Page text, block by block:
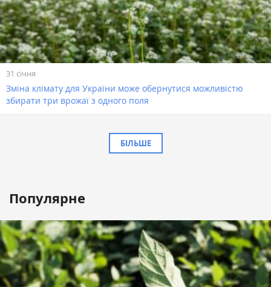
31 січня
Зміна клімату для України може обернутися можливістю
збирати три врожаї з одного поля
БІЛЬШЕ
Популярне